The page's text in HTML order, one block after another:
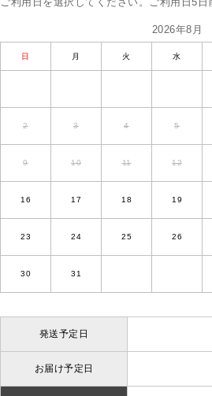
2026年8月
日 月 火 水
2 3 4 5
9 10 11 12
16 17 18 19
23 24 25 26
30 31
発送予定日
お届け予定日